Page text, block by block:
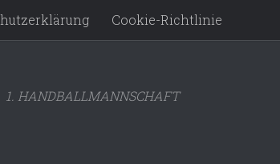
Cookie-Richtlinie
1. HANDBALLMANNSCHAFT